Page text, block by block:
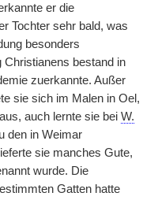
er die
Tochter sehr bald, was
besonders
bestand in
zuerkannte. Außer
sie sich im Malen in Oel,
auch lernte sie bei W.
den in Weimar
sie manches Gute,
wurde. Die
Gatten hatte